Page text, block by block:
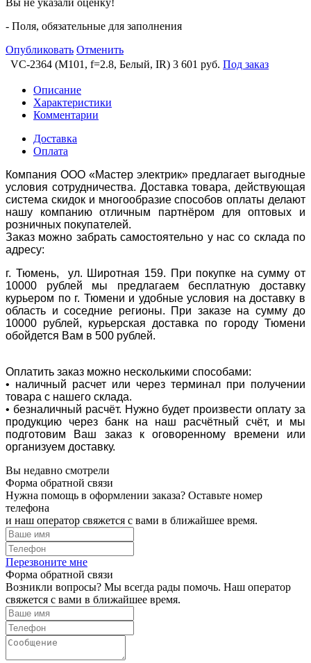
- Поля, обязательные для заполнения
Опубликовать Отменить
VC-2364 (M101, f=2.8, Белый, IR) 3 601 руб. Под заказ
Описание
Характеристики
Комментарии
Доставка
Оплата
Компания ООО «Мастер электрик» предлагает выгодные
условия сотрудничества. Доставка товара, действующая
система скидок и многообразие способов оплаты делают
нашу компанию отличным партнёром для оптовых и
розничных покупателей.
Заказ можно забрать самостоятельно у нас со склада по
адресу:
г. Тюмень, ул. Широтная 159. При покупке на сумму от
10000 рублей мы предлагаем бесплатную доставку
курьером по г. Тюмени и удобные условия на доставку в
область и соседние регионы. При заказе на сумму до
10000 рублей, курьерская доставка по городу Тюмени
обойдется Вам в 500 рублей.
Оплатить заказ можно несколькими способами:
• наличный расчет или через терминал при получении
товара с нашего склада.
• безналичный расчёт. Нужно будет произвести оплату за
продукцию через банк на наш расчётный счёт, и мы
подготовим Ваш заказ к оговоренному времени или
организуем доставку.
Вы недавно смотрели
Форма обратной связи
Нужна помощь в оформлении заказа? Оставьте номер
телефона
и наш оператор свяжется с вами в ближайшее время.
Перезвоните мне
Форма обратной связи
Возникли вопросы? Мы всегда рады помочь. Наш оператор
свяжется с вами в ближайшее время.